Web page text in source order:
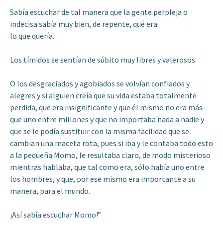
Sabía escuchar de tal manera que la gente perpleja o
indecisa sabía muy bien, de repente, qué era
lo que quería.
Los tímidos se sentían de súbito muy libres y valerosos.
O los desgraciados y agobiados se volvían confiados y
alegres y si alguien creía que su vida estaba totalmente
perdida, que era insignificante y que él mismo no era más
que uno entre millones y que no importaba nada a nadie y
que se le podía sustituir con la misma facilidad que se
cambian una maceta rota, pues si iba y le contaba todo esto
a la pequeña Momo, le resultaba claro, de modo misterioso
mientras hablaba, que tal como era, sólo había uno entre
los hombres, y que, por ese mismo era importante a su
manera, para el mundo.
¡Así sabía escuchar Momo!”